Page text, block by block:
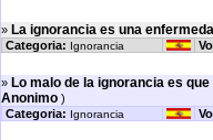
» La ignorancia es una
Categoria: Ignorancia
» Lo malo de la ignorancia es
Anonimo)
Categoria: Ignorancia